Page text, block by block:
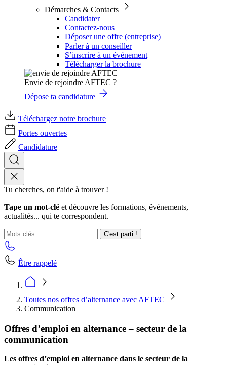
Démarches & Contacts
Candidater
Contactez-nous
Déposer une offre (entreprise)
Parler à un conseiller
S’inscrire à un événement
Télécharger la brochure
Envie de rejoindre AFTEC ?
Dépose ta candidature
Téléchargez notre brochure
Portes ouvertes
Candidature
Tu cherches, on t'aide à trouver !
Tape un mot-clé et découvre les formations, événements,
actualités... qui te correspondent.
C'est parti !
Être rappelé
Toutes nos offres d’alternance avec AFTEC
Communication
Offres d’emploi en alternance – secteur de la
communication
Les offres d’emploi en alternance dans le secteur de la